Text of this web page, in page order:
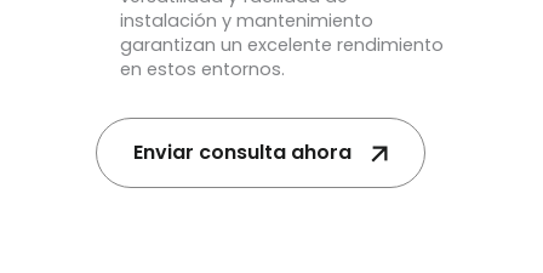
instalación y mantenimiento
garantizan un excelente rendimiento
en estos entornos.
Enviar consulta ahora